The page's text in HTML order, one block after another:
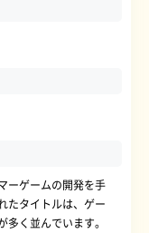
ーゲームの開発を手
たタイトルは、ゲー
く並んでいます。